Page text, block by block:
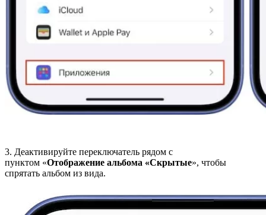
3. Деактивируйте переключатель рядом с
пунктом «Отображение альбома «Скрытые», чтобы
спрятать альбом из вида.